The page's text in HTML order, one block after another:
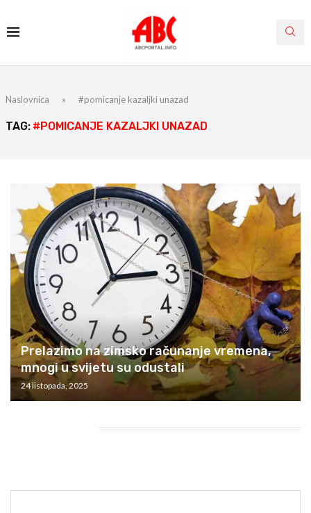
Naslovnica » #pomicanje kazaljki unazad
TAG: #POMICANJE KAZALJKI UNAZAD
Prelazimo na zimsko računanje vremena,
mnogi u svijetu su odustali
24 listopada, 2025